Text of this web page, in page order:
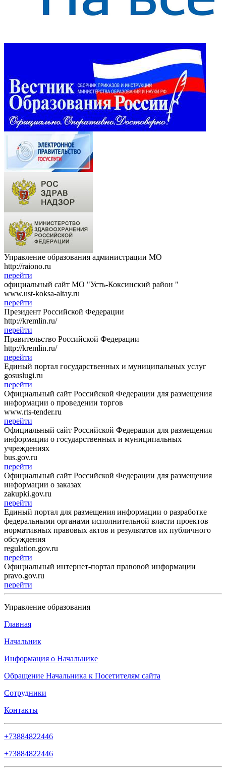
Управление образования администрации МО
http://raiono.ru
перейти
официальный сайт МО "Усть-Коксинский район "
www.ust-koksa-altay.ru
перейти
Президент Российской Федерации
http://kremlin.ru/
перейти
Правительство Российской Федерации
http://kremlin.ru/
перейти
Единый портал государственных и муниципальных услуг
gosuslugi.ru
перейти
Официальный сайт Российской Федерации для размещения
информации о проведении торгов
www.rts-tender.ru
перейти
Официальный сайт Российской Федерации для размещения
информации о государственных и муниципальных
учреждениях
bus.gov.ru
перейти
Официальный сайт Российской Федерации для размещения
информации о заказах
zakupki.gov.ru
перейти
Единый портал для размещения информации о разработке
федеральными органами исполнительной власти проектов
нормативных правовых актов и результатов их публичного
обсуждения
regulation.gov.ru
перейти
Официальный интернет-портал правовой информации
pravo.gov.ru
перейти
Управление образования
Главная
Начальник
Информация о Начальнике
Обращение Начальника к Посетителям сайта
Сотрудники
Контакты
+73884822446
+73884822446